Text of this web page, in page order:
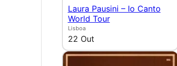
Laura Pausini – Io Canto
World Tour
Lisboa
22 Out